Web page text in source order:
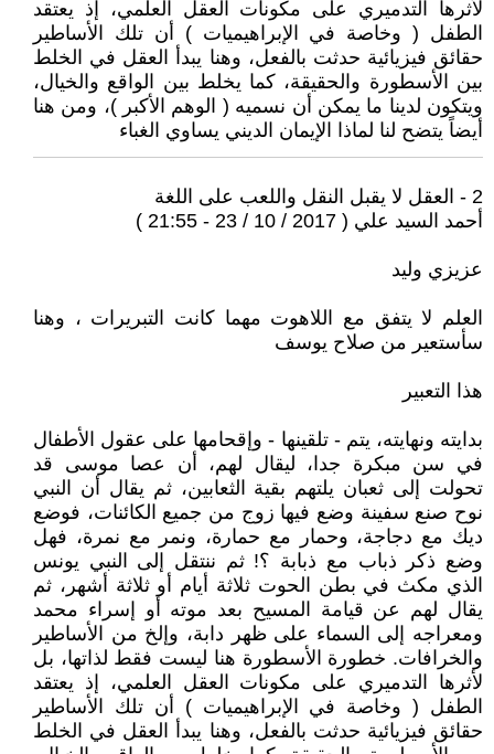
لأثرها التدميري على مكونات العقل العلمي، إذ يعتقد
الطفل ( وخاصة في الإبراهيميات ) أن تلك الأساطير
حقائق فيزيائية حدثت بالفعل، وهنا يبدأ العقل في الخلط
بين الأسطورة والحقيقة، كما يخلط بين الواقع والخيال،
ويتكون لدينا ما يمكن أن نسميه ( الوهم الأكبر )، ومن هنا
أيضاً يتضح لنا لماذا الإيمان الديني يساوي الغباء
2 - العقل لا يقبل النقل واللعب على اللغة
أحمد السيد علي ( 2017 / 10 / 23 - 21:55 )
عزيزي وليد
العلم لا يتفق مع اللاهوت مهما كانت التبريرات ، وهنا
سأستعير من صلاح يوسف
هذا التعبير
بدايته ونهايته، يتم - تلقينها - وإقحامها على عقول الأطفال
في سن مبكرة جدا، ليقال لهم، أن عصا موسى قد
تحولت إلى ثعبان يلتهم بقية الثعابين، ثم يقال أن النبي
نوح صنع سفينة وضع فيها زوج من جميع الكائنات، فوضع
ديك مع دجاجة، وحمار مع حمارة، ونمر مع نمرة، فهل
وضع ذكر ذباب مع ذبابة ؟! ثم ننتقل إلى النبي يونس
الذي مكث في بطن الحوت ثلاثة أيام أو ثلاثة أشهر، ثم
يقال لهم عن قيامة المسيح بعد موته أو إسراء محمد
ومعراجه إلى السماء على ظهر دابة، وإلخ من الأساطير
والخرافات. خطورة الأسطورة هنا ليست فقط لذاتها، بل
لأثرها التدميري على مكونات العقل العلمي، إذ يعتقد
الطفل ( وخاصة في الإبراهيميات ) أن تلك الأساطير
حقائق فيزيائية حدثت بالفعل، وهنا يبدأ العقل في الخلط